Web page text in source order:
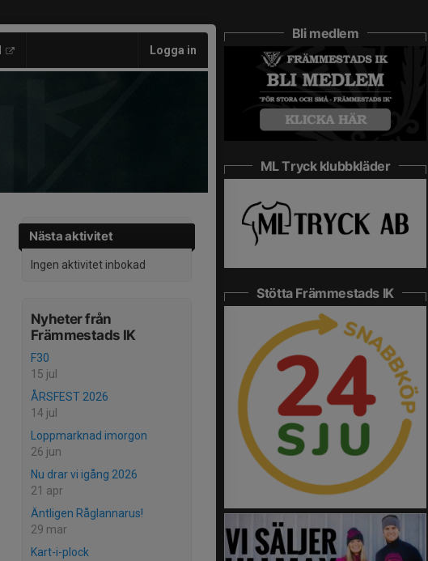
Logga in
Nästa aktivitet
Ingen aktivitet inbokad
Nyheter från
Främmestads IK
F30
15 jul
ÅRSFEST 2026
14 jul
Loppmarknad imorgon
26 jun
Nu drar vi igång 2026
21 apr
Äntligen Råglannarus!
29 mar
Kart-i-plock
Bli medlem
ML Tryck klubbkläder
Stötta Främmestads IK